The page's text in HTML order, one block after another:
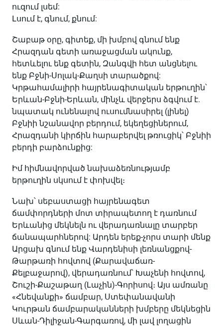
ուզում լսեմ:
Լսում է, գնում, քնում:
Շաբաթ օրը, գիտեք, մի խմբով գնում ենք
Հրազդան գետի առաջացման ակունք,
հետևելու ենք գետին, Զանգվի հետ անցնելու
ենք Բջնի-Սոլակ-Քաղսի տարածքով:
Կրթահամալիրի հայրենագիտական երթուղին՝
Երևան-Բջնի-Երևան, մինչև վերջերս ձգվում է.
նպատակ ունենալով ուսումնասիրել (լինել)
Բջնիի նշանավոր բերդում, եկեղեցիներում,
Հրազդանի կիրճին հարաբերվել թռուցիկ՝ Բջնիի
բերդի բարձունքից:
Իմ հիմնավորված նախաձեռնությամբ
երթուղին սկսում է փոխվել։
Նախ՝ սեբաստացի հայրենագետ
ճամփորդների մոտ տիրապետող է դառնում
Երևանից մեկնելն ու վերադառնալը տարբեր
ճանապարհներով: Արդեն երեք-չորս տարի մենք
Արցախ գնում ենք Վարդենիսի լեռնանցքով-
Թարթառի հովտով (Քարավաճառ-
Քելբաջարով), վերադառնում՝ Խաչենի հովտով,
Շուշի-Քաշաթաղ (Լաչին)-Գորիսով։ Այս ամռանը
«Հնեվանքի» ճամբար, Ստեփանավանի
Կուրթան ճամբարականների խմբերը մեկնեցին
Սևան-Դիլիջան-Գարգառով, մի լավ լողացին